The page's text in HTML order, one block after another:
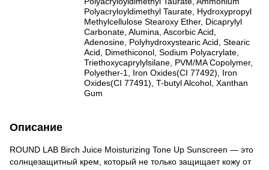
Polyacryloyldimethyl Taurate, Hydroxypropyl
Methylcellulose Stearoxy Ether, Dicaprylyl
Carbonate, Alumina, Ascorbic Acid,
Adenosine, Polyhydroxystearic Acid, Stearic
Acid, Dimethiconol, Sodium Polyacrylate,
Triethoxycaprylylsilane, PVM/MA Copolymer,
Polyether-1, Iron Oxides(CI 77492), Iron
Oxides(CI 77491), T-butyl Alcohol, Xanthan
Gum
Описание
ROUND LAB Birch Juice Moisturizing Tone Up Sunscreen — это
солнцезащитный крем, который не только защищает кожу от